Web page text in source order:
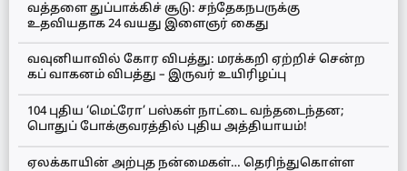
வத்தளை துப்பாக்கிச் சூடு: சந்தேகநபருக்கு
உதவியதாக 24 வயது இளைஞர் கைது
வவுனியாவில் கோர விபத்து: மரக்கறி ஏற்றிச் சென்ற
கப் வாகனம் விபத்து – இருவர் உயிரிழப்பு
104 புதிய ‘மெட்ரோ’ பஸ்கள் நாட்டை வந்தடைந்தன;
பொதுப் போக்குவரத்தில் புதிய அத்தியாயம்!
ஏலக்காயின் அற்புத நன்மைகள்… தெரிந்துகொள்ள